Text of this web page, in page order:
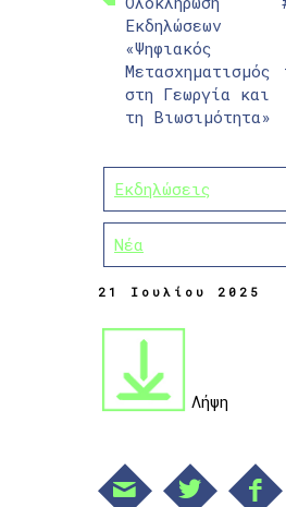
Εκδηλώσεων
«Ψηφιακός
Μετασχηματισμός
στη Γεωργία και
τη Βιωσιμότητα»
Εκδηλώσεις
Νέα
21 Ιουλίου 2025
Λήψη